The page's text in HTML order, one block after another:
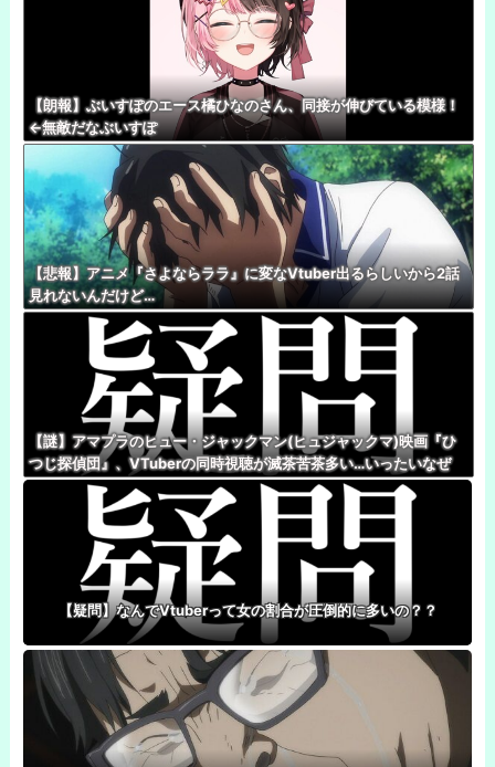
【朗報】ぶいすぽのエース橘ひなのさん、同接が伸びている模様！
←無敵だなぶいすぽ
【悲報】アニメ『さよならララ』に変なVtuber出るらしいから2話
見れないんだけど…
【謎】アマプラのヒュー・ジャックマン(ヒュジャックマ)映画『ひ
つじ探偵団』、VTuberの同時視聴が滅茶苦茶多い…いったいなぜ
【疑問】なんでVtuberって女の割合が圧倒的に多いの？？